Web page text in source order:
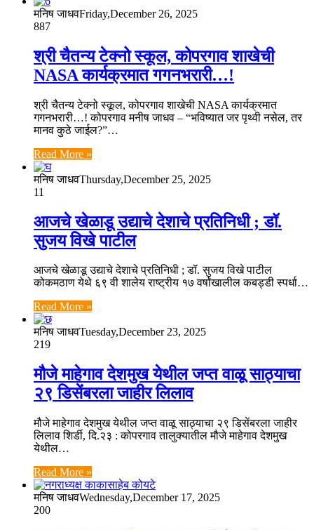
मनिष जाधवFriday,December 26, 2025
887
श्री चैतन्य टेक्नो स्कूल, कोपरगाव शाखेची
NASA कार्यक्रमात गगनभरारी…!
श्री चैतन्य टेक्नो स्कूल, कोपरगाव शाखेची NASA कार्यक्रमात
गगनभरारी…! कोपरगाव मनीष जाधव – “भविष्यात जर पृथ्वी नसेल, तर
मानव कुठे जाईल?”…
Read More »
मनिष जाधवThursday,December 25, 2025
11
आजचे खेळाडू उद्याचे देशाचे प्रतिनिधी ; डॉ.
सुजय विखे पाटील
आजचे खेळाडू उद्याचे देशाचे प्रतिनिधी ; डॉ. सुजय विखे पाटील
कोकमठाण येथे ६९ वी शालेय राष्ट्रीय १७ वर्षांखालील कबड्डी स्पर्धा…
Read More »
मनिष जाधवTuesday,December 23, 2025
219
मौजे माहेगाव देशमुख येथील जप्त वाळू साठ्याचा
२९ डिसेंबरला जाहीर लिलाव
मौजे माहेगाव देशमुख येथील जप्त वाळू साठ्याचा २९ डिसेंबरला जाहीर
लिलाव शिर्डी, दि.२३ : कोपरगाव तालुक्यातील मौजे माहेगाव देशमुख
येथील…
Read More »
मनिष जाधवWednesday,December 17, 2025
200